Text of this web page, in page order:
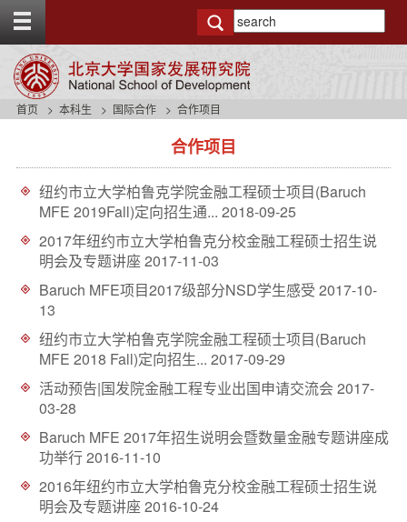
g
t
首页 本科生 国际合作 合作项目
合作项目
纽约市立大学柏鲁克学院金融工程硕士项目(Baruch
MFE 2019Fall)定向招生通... 2018-09-25
2017年纽约市立大学柏鲁克分校金融工程硕士招生说
明会及专题讲座2017-11-03
Baruch MFE项目2017级部分NSD学生感受 2017-10-
13
纽约市立大学柏鲁克学院金融工程硕士项目(Baruch
MFE 2018 Fall)定向招生... 2017-09-29
活动预告|国发院金融工程专业出国申请交流会 2017-
03-28
Baruch MFE 2017年招生说明会暨数量金融专题讲座成
功举行2016-11-10
2016年纽约市立大学柏鲁克分校金融工程硕士招生说
明会及专题讲座2016-10-24